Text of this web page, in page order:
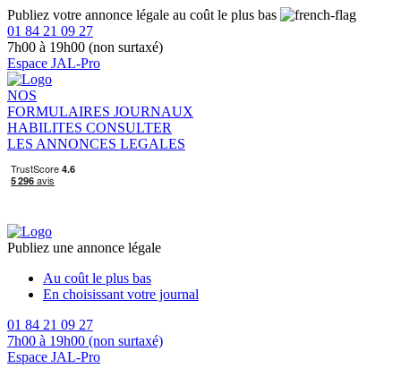
Publiez votre annonce légale au coût le plus bas
01 84 21 09 27
7h00 à 19h00 (non surtaxé)
Espace JAL-Pro
NOS
FORMULAIRES JOURNAUX
HABILITES CONSULTER
LES ANNONCES LEGALES
Publiez une annonce légale
Au coût le plus bas
En choisissant votre journal
01 84 21 09 27
7h00 à 19h00 (non surtaxé)
Espace JAL-Pro